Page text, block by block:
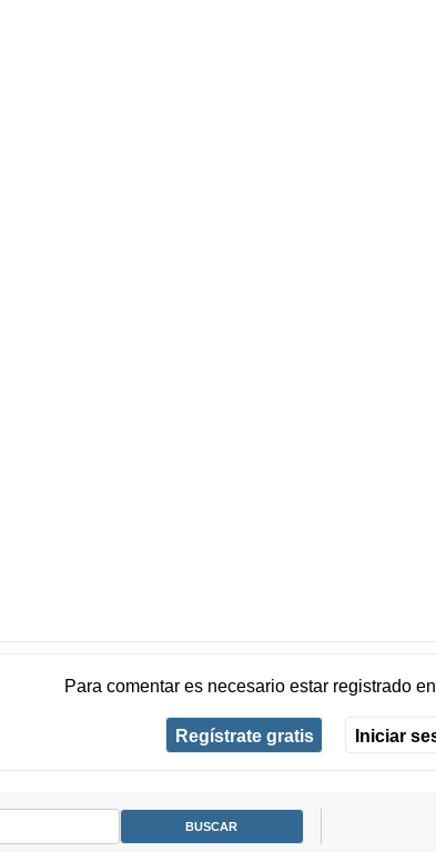
Para comentar es necesario estar registradoen
Regístrate gratis Iniciar